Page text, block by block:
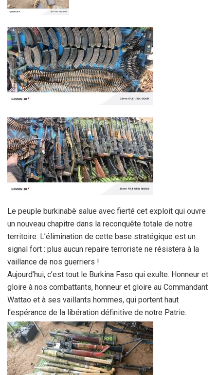
Le peuple burkinabè salue avec fierté cet exploit qui ouvre
un nouveau chapitre dans la reconquête totale de notre
territoire. L’élimination de cette base stratégique est un
signal fort : plus aucun repaire terroriste ne résistera à la
vaillance de nos guerriers !
Aujourd’hui, c’est tout le Burkina Faso qui exulte. Honneur et
gloire à nos combattants, honneur et gloire au Commandant
Wattao et à ses vaillants hommes, qui portent haut
l’espérance de la libération définitive de notre Patrie.